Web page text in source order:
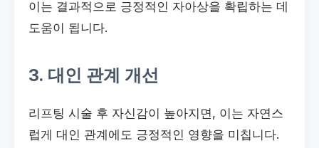
이는 결과적으로 긍정적인 자아상을 확립하는 데
도움이 됩니다.
3. 대인 관계 개선
리프팅 시술 후 자신감이 높아지면, 이는 자연스
럽게 대인 관계에도 긍정적인 영향을 미칩니다.